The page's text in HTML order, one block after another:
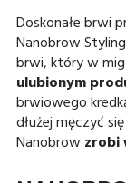
Doskonałe brwi
Nanobrow
brwi, który w mig
ulubionym
brwiowego
dłużej męczyć
Nanobrowzrobi